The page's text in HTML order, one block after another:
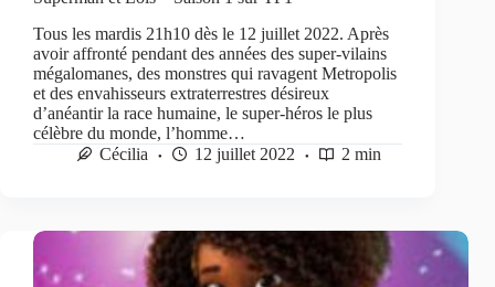
Tous les mardis 21h10 dès le 12 juillet 2022. Après
avoir affronté pendant des années des super-vilains
mégalomanes, des monstres qui ravagent Metropolis
et des envahisseurs extraterrestres désireux
d’anéantir la race humaine, le super-héros le plus
célèbre du monde, l’homme…
Cécilia
12 juillet 2022 2 min